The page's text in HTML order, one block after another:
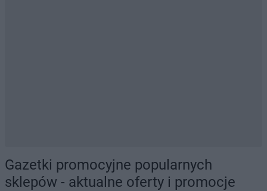
Gazetki promocyjne popularnych
sklepów - aktualne oferty i promocje